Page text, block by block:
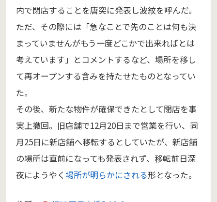
内で閉店することを唐突に発表し波紋を呼んだ。
ただ、その際には「急なことで先のことは何も決
まっていませんがもう一度どこかで出来ればとは
考えています」とコメントするなど、場所を移し
て再オープンする含みを持たせたものとなってい
た。
その後、新たな物件が確保できたとして閉店を事
実上撤回。旧店舗で12月20日まで営業を行い、同
月25日に新店舗へ移転するとしていたが、新店舗
の場所は直前になっても発表されず、移転前日深
夜にようやく 場所が明らかにされる形となった。